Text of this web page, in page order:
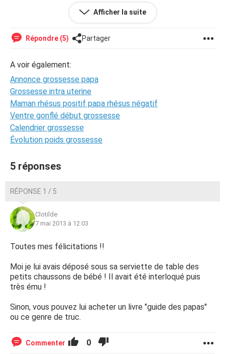
fausse lettre au papa écrite de la main de bébé) mais je
je vais pas pouvoir garder le secret longtemps!! Il va être
fou de joie mais je veux une annonce spéciale.
Afficher la suite
Répondre (5) Partager
A voir également:
Annonce grossesse papa
Grossesse intra uterine
Maman rhésus positif papa rhésus négatif
Ventre gonflé début grossesse
Calendrier grossesse
Évolution poids grossesse
5 réponses
RÉPONSE 1 / 5
Clotilde
7 mai 2013 à 12:03
Toutes mes félicitations !!
Moi je lui avais déposé sous sa serviette de table des
petits chaussons de bébé ! Il avait été interloqué puis
très ému !
Sinon, vous pouvez lui acheter un livre "guide des papas"
ou ce genre de truc.
Commenter 0